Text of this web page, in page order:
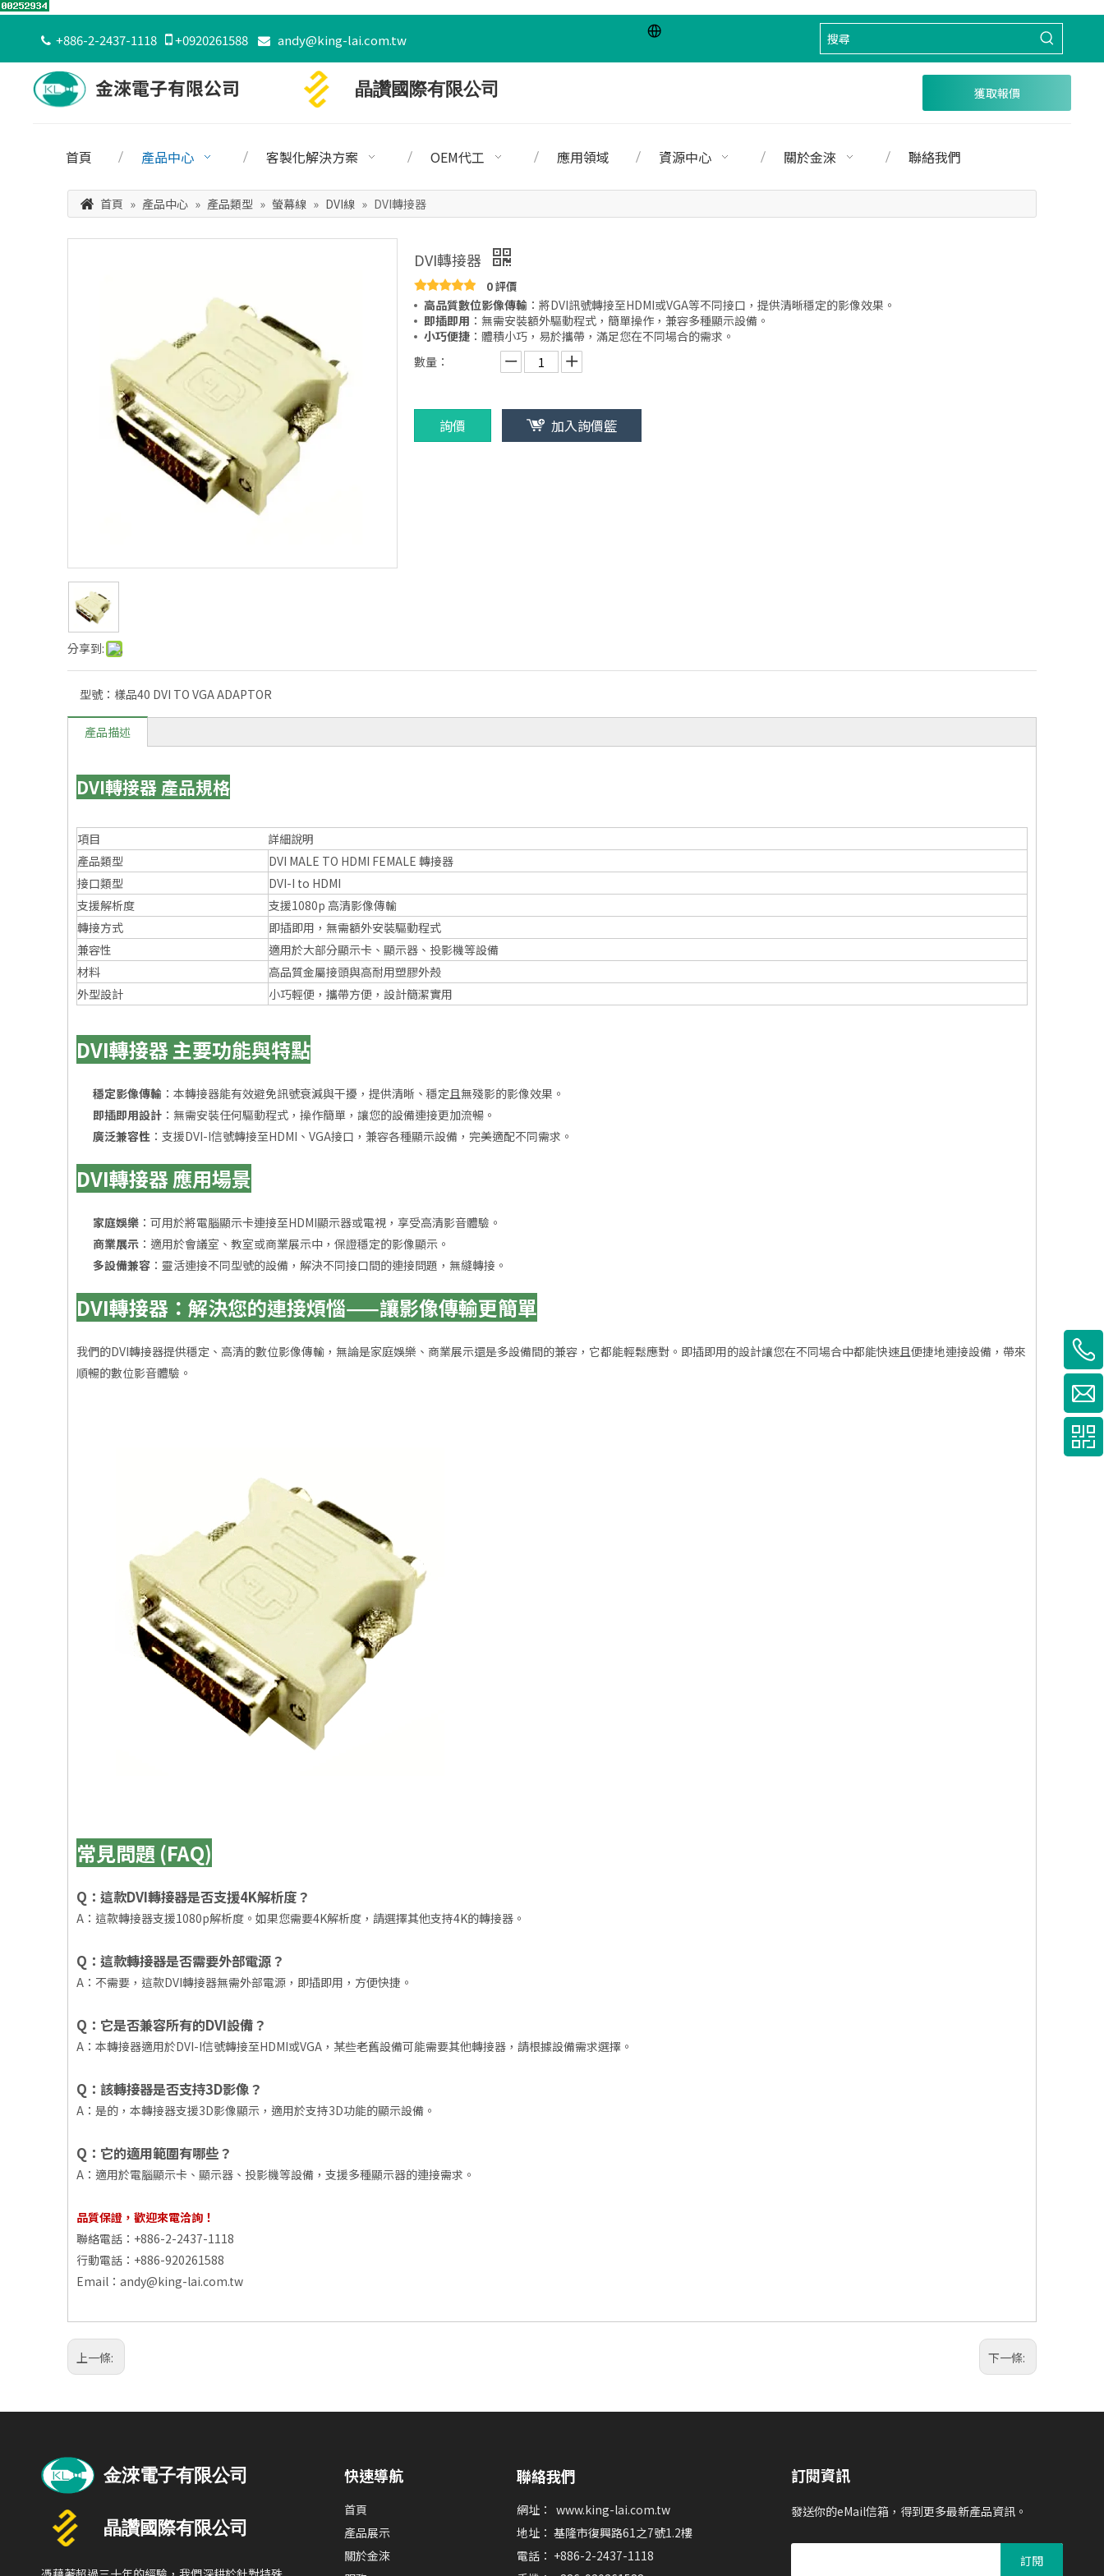
 +886-2-2437-1118 +0920261588  andy@king-lai.com.tw
獲取報價
首頁 產品中心 客製化解決方案 OEM代工 應用領域 資源中心 關於金淶 聯絡我們
首頁 » 產品中心 » 產品類型 » 螢幕線 » DVI線 » DVI轉接器
分享到:
DVI轉接器
0 評價
高品質數位影像傳輸 ：將DVI訊號轉接至HDMI或VGA等不同接口，提供清晰穩定的影像效果。
即插即用 ：無需安裝額外驅動程式，簡單操作，兼容多種顯示設備。
小巧便捷 ：體積小巧，易於攜帶，滿足您在不同場合的需求。
數量：
詢價 加入詢價籃
型號： 樣品40 DVI TO VGA ADAPTOR
產品描述
DVI轉接器 產品規格
項目
詳細說明
產品類型
DVI MALE TO HDMI FEMALE 轉接器
接口類型
DVI-I to HDMI
支援解析度
支援1080p 高清影像傳輸
轉接方式
即插即用，無需額外安裝驅動程式
兼容性
適用於大部分顯示卡、顯示器、投影機等設備
材料
高品質金屬接頭與高耐用塑膠外殼
外型設計
小巧輕便，攜帶方便，設計簡潔實用
DVI轉接器 主要功能與特點
穩定影像傳輸 ：本轉接器能有效避免訊號衰減與干擾，提供清晰、穩定且無殘影的影像效果。
即插即用設計 ：無需安裝任何驅動程式，操作簡單，讓您的設備連接更加流暢。
廣泛兼容性 ：支援DVI-I信號轉接至HDMI、VGA接口，兼容各種顯示設備，完美適配不同需求。
DVI轉接器 應用場景
家庭娛樂 ：可用於將電腦顯示卡連接至HDMI顯示器或電視，享受高清影音體驗。
商業展示 ：適用於會議室、教室或商業展示中，保證穩定的影像顯示。
多設備兼容 ：靈活連接不同型號的設備，解決不同接口間的連接問題，無縫轉接。
DVI轉接器：解決您的連接煩惱——讓影像傳輸更簡單
我們的DVI轉接器提供穩定、高清的數位影像傳輸，無論是家庭娛樂、商業展示還是多設備間的兼容，它都能輕鬆應對。即插即用的設計讓您在不同場合中都能快速且便捷地連接設備，帶來
順暢的數位影音體驗。
常見問題 (FAQ)
Q：這款DVI轉接器是否支援4K解析度？
A：這款轉接器支援1080p解析度。如果您需要4K解析度，請選擇其他支持4K的轉接器。
Q：這款轉接器是否需要外部電源？
A：不需要，這款DVI轉接器無需外部電源，即插即用，方便快捷。
Q：它是否兼容所有的DVI設備？
A：本轉接器適用於DVI-I信號轉接至HDMI或VGA，某些老舊設備可能需要其他轉接器，請根據設備需求選擇。
Q：該轉接器是否支持3D影像？
A：是的，本轉接器支援3D影像顯示，適用於支持3D功能的顯示設備。
Q：它的適用範圍有哪些？
A：適用於電腦顯示卡、顯示器、投影機等設備，支援多種顯示器的連接需求。
品質保證，歡迎來電洽詢！
聯絡電話：+886-2-2437-1118
行動電話：+886-920261588
Email： andy@king-lai.com.tw
上一條: 下一條:
快速導航
首頁
產品展示
關於金淶
聯絡我們
網址：www.king-lai.com.tw
地址： 基隆市復興路61之7號1.2樓
電話： +886-2-2437-1118
訂閱資訊
發送你的eMail信箱，得到更多最新產品資訊。
訂閱